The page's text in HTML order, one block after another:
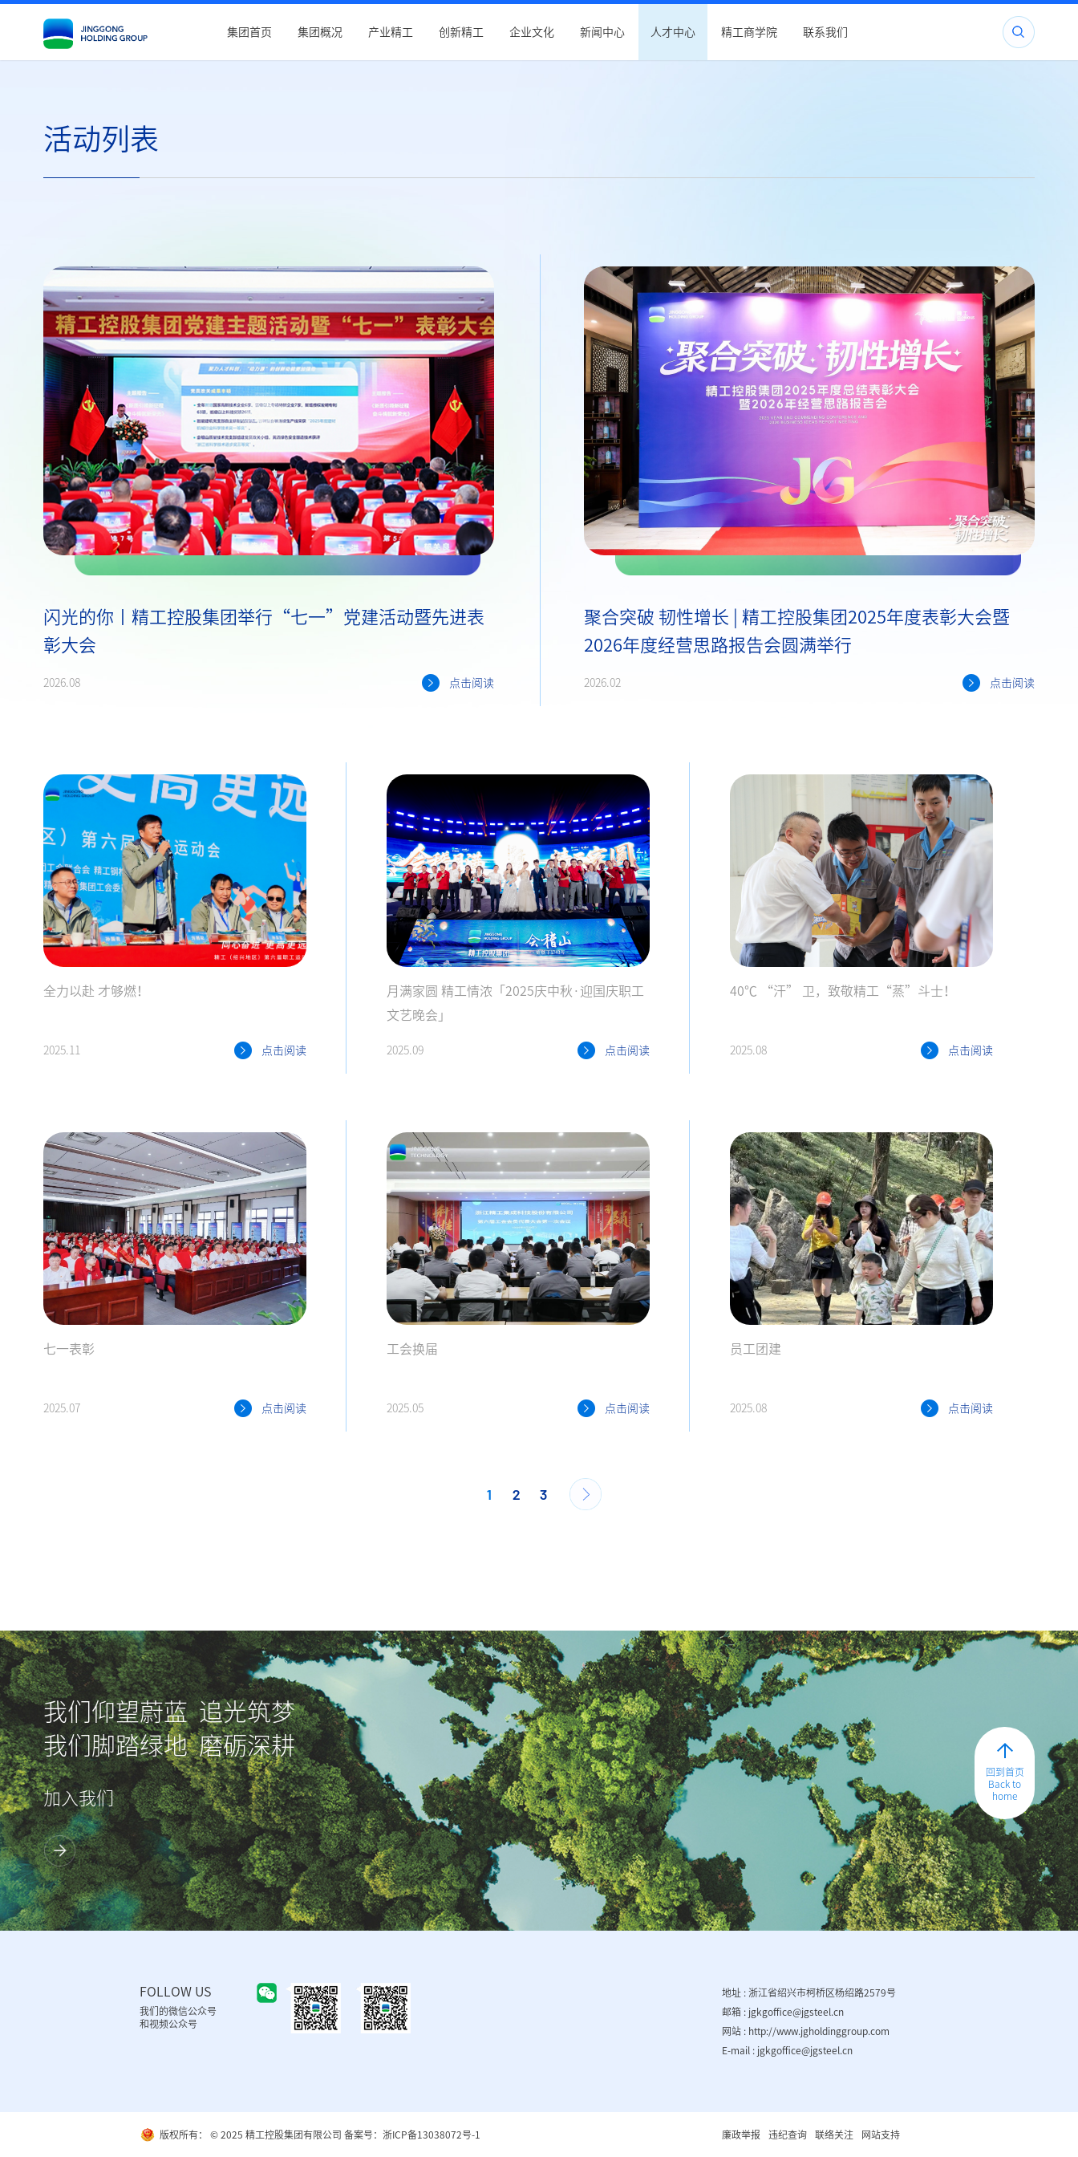
集团首页 集团概况 产业精工 创新精工 企业文化 新闻中心 人才中心 精工商学院 联系我们
活动列表
闪光的你丨精工控股集团举行“七一”党建活动暨先进表
彰大会
2026.08 点击阅读
聚合突破 韧性增长 | 精工控股集团2025年度表彰大会暨
2026年度经营思路报告会圆满举行
2026.02 点击阅读
全力以赴 才够燃！
2025.11 点击阅读
月满家圆 精工情浓「2025庆中秋·迎国庆职工
文艺晚会」
2025.09 点击阅读
40℃ “汗” 卫，致敬精工“蒸”斗士！
2025.08 点击阅读
七一表彰
2025.07 点击阅读
工会换届
2025.05 点击阅读
员工团建
2025.08 点击阅读
1 2 3
我们仰望蔚蓝 追光筑梦
我们脚踏绿地 磨砺深耕
加入我们
回到首页
Back to
home
FOLLOW US
我们的微信公众号
和视频公众号
地址 : 浙江省绍兴市柯桥区杨绍路2579号
邮箱 : jgkgoffice@jgsteel.cn
网站 : http://www.jgholdinggroup.com
E-mail : jgkgoffice@jgsteel.cn
版权所有： © 2025 精工控股集团有限公司 备案号：浙ICP备13038072号-1 廉政举报 违纪查询 联络关注 网站支持